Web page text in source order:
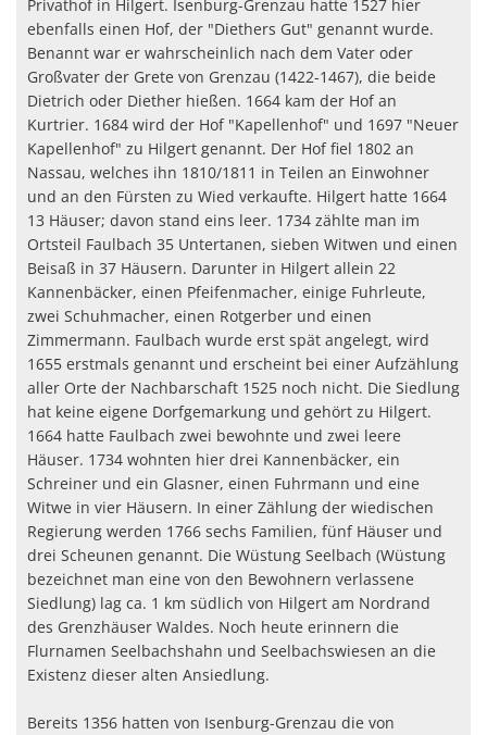
Privathof in Hilgert. Isenburg-Grenzau hatte 1527 hier
ebenfalls einen Hof, der "Diethers Gut" genannt wurde.
Benannt war er wahrscheinlich nach dem Vater oder
Großvater der Grete von Grenzau (1422-1467), die beide
Dietrich oder Diether hießen. 1664 kam der Hof an
Kurtrier. 1684 wird der Hof "Kapellenhof" und 1697 "Neuer
Kapellenhof" zu Hilgert genannt. Der Hof fiel 1802 an
Nassau, welches ihn 1810/1811 in Teilen an Einwohner
und an den Fürsten zu Wied verkaufte. Hilgert hatte 1664
13 Häuser; davon stand eins leer. 1734 zählte man im
Ortsteil Faulbach 35 Untertanen, sieben Witwen und einen
Beisaß in 37 Häusern. Darunter in Hilgert allein 22
Kannenbäcker, einen Pfeifenmacher, einige Fuhrleute,
zwei Schuhmacher, einen Rotgerber und einen
Zimmermann. Faulbach wurde erst spät angelegt, wird
1655 erstmals genannt und erscheint bei einer Aufzählung
aller Orte der Nachbarschaft 1525 noch nicht. Die Siedlung
hat keine eigene Dorfgemarkung und gehört zu Hilgert.
1664 hatte Faulbach zwei bewohnte und zwei leere
Häuser. 1734 wohnten hier drei Kannenbäcker, ein
Schreiner und ein Glasner, einen Fuhrmann und eine
Witwe in vier Häusern. In einer Zählung der wiedischen
Regierung werden 1766 sechs Familien, fünf Häuser und
drei Scheunen genannt. Die Wüstung Seelbach (Wüstung
bezeichnet man eine von den Bewohnern verlassene
Siedlung) lag ca. 1 km südlich von Hilgert am Nordrand
des Grenzhäuser Waldes. Noch heute erinnern die
Flurnamen Seelbachshahn und Seelbachswiesen an die
Existenz dieser alten Ansiedlung.
Bereits 1356 hatten von Isenburg-Grenzau die von